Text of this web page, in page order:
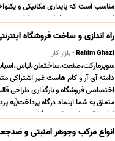
مناسب است که پایداری مکانیکی و
اهمیت دارد. نبود خط جوش طولی ... ...
راه اندازی و ساخت فروشگاه
Rahim Ghazi- بازار کار
دامنه آی آر و کام هاست غیر اشتراکی
اختصاصی فروشگاه و بارگذاری طراحی
متعلق به شما اینماد درگاه پرداخت(به
اولیه ارائه برنامه زمانبندی فاکتور رسمی
انواع مرکب وجوهر امنیتی و